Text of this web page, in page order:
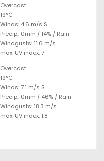
Overcast
19°C
Winds: 4.6 m/s S
Precip.: 0mm / 14% / Rain
Windgusts: 11.6 m/s
max. UV index: 7
Overcast
19°C
Winds: 7.1 m/s S
Precip.: 0mm / 46% / Rain
Windgusts: 18.3 m/s
max. UV index: 1.8